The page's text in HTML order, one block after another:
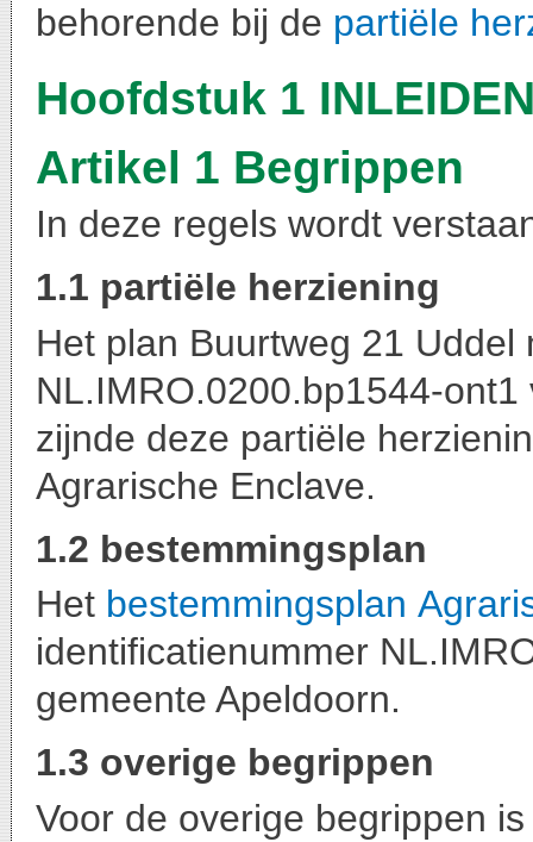
behorende bij de partiële
Hoofdstuk 1
Artikel 1 Begrippen
In deze regels wordt
1.1 partiële herziening
Het plan Buurtweg 21
NL.IMRO.0200.bp1544-
zijnde deze partiële
Agrarische Enclave.
1.2 bestemmingsplan
Het bestemmingsplan
identificatienummer
gemeente Apeldoorn.
1.3 overige begrippen
Voor de overige begrippen